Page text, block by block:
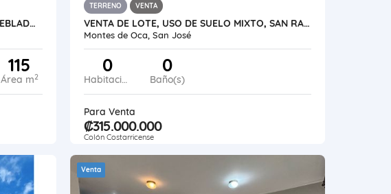
ALQUILER DE APARTAMENTO FULL AMUEBLADO. SABANILLA, MONTES DE OCA
115
Área m2
TERRENO VENTA
VENTA DE LOTE, USO DE SUELO MIXTO, SAN RAFAEL DE MONTES DE OCA
Montes de Oca, San José
0
Habitaciones
0
Baño(s)
Para Venta
₡315.000.000
Colón Costarricense
Venta